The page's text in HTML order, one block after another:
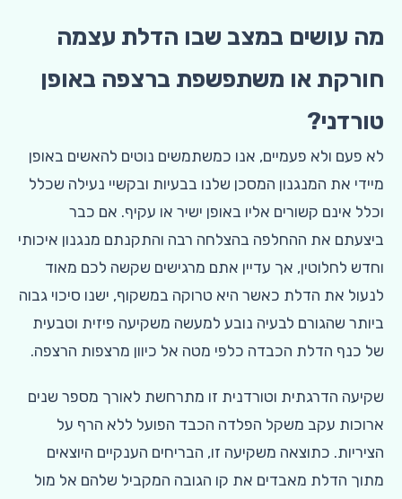
מה עושים במצב שבו הדלת עצמה
חורקת או משתפשפת ברצפה באופן
טורדני?
לא פעם ולא פעמיים, אנו כמשתמשים נוטים להאשים באופן
מיידי את המנגנון המסכן שלנו בבעיות ובקשיי נעילה שכלל
וכלל אינם קשורים אליו באופן ישיר או עקיף. אם כבר
ביצעתם את ההחלפה בהצלחה רבה והתקנתם מנגנון איכותי
וחדש לחלוטין, אך עדיין אתם מרגישים שקשה לכם מאוד
לנעול את הדלת כאשר היא טרוקה במשקוף, ישנו סיכוי גבוה
ביותר שהגורם לבעיה נובע למעשה משקיעה פיזית וטבעית
של כנף הדלת הכבדה כלפי מטה אל כיוון מרצפות הרצפה.
שקיעה הדרגתית וטורדנית זו מתרחשת לאורך מספר שנים
ארוכות עקב משקל הפלדה הכבד הפועל ללא הרף על
הציריות. כתוצאה משקיעה זו, הבריחים הענקיים היוצאים
מתוך הדלת מאבדים את קו הגובה המקביל שלהם אל מול